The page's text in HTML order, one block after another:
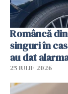
Româncă
singuri în
au dat
25 IULIE 2026